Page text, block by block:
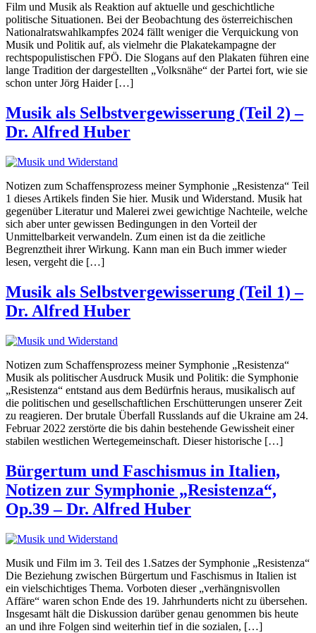
Film und Musik als Reaktion auf aktuelle und geschichtliche
politische Situationen. Bei der Beobachtung des österreichischen
Nationalratswahlkampfes 2024 fällt weniger die Verquickung von
Musik und Politik auf, als vielmehr die Plakatekampagne der
rechtspopulistischen FPÖ. Die Slogans auf den Plakaten führen eine
lange Tradition der dargestellten „Volksnähe“ der Partei fort, wie sie
schon unter Jörg Haider […]
Musik als Selbstvergewisserung (Teil 2) –
Dr. Alfred Huber
Notizen zum Schaffensprozess meiner Symphonie „Resistenza“ Teil
1 dieses Artikels finden Sie hier. Musik und Widerstand. Musik hat
gegenüber Literatur und Malerei zwei gewichtige Nachteile, welche
sich aber unter gewissen Bedingungen in den Vorteil der
Unmittelbarkeit verwandeln. Zum einen ist da die zeitliche
Begrenztheit ihrer Wirkung. Kann man ein Buch immer wieder
lesen, vergeht die […]
Musik als Selbstvergewisserung (Teil 1) –
Dr. Alfred Huber
Notizen zum Schaffensprozess meiner Symphonie „Resistenza“
Musik als politischer Ausdruck Musik und Politik: die Symphonie
„Resistenza“ entstand aus dem Bedürfnis heraus, musikalisch auf
die politischen und gesellschaftlichen Erschütterungen unserer Zeit
zu reagieren. Der brutale Überfall Russlands auf die Ukraine am 24.
Februar 2022 zerstörte die bis dahin bestehende Gewissheit einer
stabilen westlichen Wertegemeinschaft. Dieser historische […]
Bürgertum und Faschismus in Italien,
Notizen zur Symphonie „Resistenza“,
Op.39 – Dr. Alfred Huber
Musik und Film im 3. Teil des 1.Satzes der Symphonie „Resistenza“
Die Beziehung zwischen Bürgertum und Faschismus in Italien ist
ein vielschichtiges Thema. Vorboten dieser „verhängnisvollen
Affäre“ waren schon Ende des 19. Jahrhunderts nicht zu übersehen.
Insgesamt hält die Diskussion darüber genau genommen bis heute
an und ihre Folgen sind weiterhin tief in die sozialen, […]